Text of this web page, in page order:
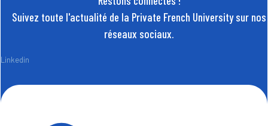
Suivez toute l'actualité de la Private French University sur nos
réseaux sociaux.
Linkedin